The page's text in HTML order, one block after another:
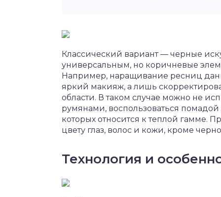
Классический вариант — черные
универсальным, но коричневые
Например, наращивание ресниц
яркий макияж, а лишь
области. В таком случае можно не
румянами, воспользоваться помадой
которых относится к теплой гамме.
цвету глаз, волос и кожи, кроме
Технология и